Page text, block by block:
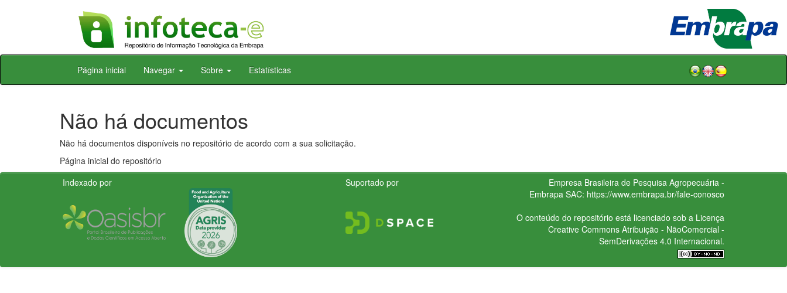
Skip
Página inicial Navegar Sobre Estatísticas
Não há documentos
Não há documentos disponíveis no repositório de acordo com a sua solicitação.
Página inicial do repositório
Indexado por
Suportado por
Empresa Brasileira de Pesquisa Agropecuária -
Embrapa SAC: https://www.embrapa.br/fale-conosco
O conteúdo do repositório está licenciado sob a Licença
Creative CommonsAtribuição - NãoComercial -
SemDerivações 4.0 Internacional.